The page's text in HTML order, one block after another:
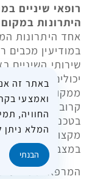
רופאי שיניים
היתרונות
אחד היתרונות
במודיעין מכבים
שירותי השיניים
יכולים ליהנות
ממקום מגוריהם,
קרוב לביתם.
בטכנולוגיה
מקצועית
במצבים מורכבים.
המרפאות מציעות
באתר זה
ואמצעי
החוויה,
המלא ניתן
הבנתי